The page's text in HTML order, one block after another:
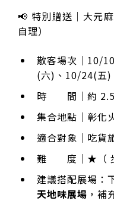
📢 特別贈送｜大元
自理）
散客場次｜10/
(六)、10/24(五
時 間｜約 2.5
集合地點｜彰化
適合對象｜吃貨
難 度｜★（ 步
建議搭配展場：
天地味展場 ，補